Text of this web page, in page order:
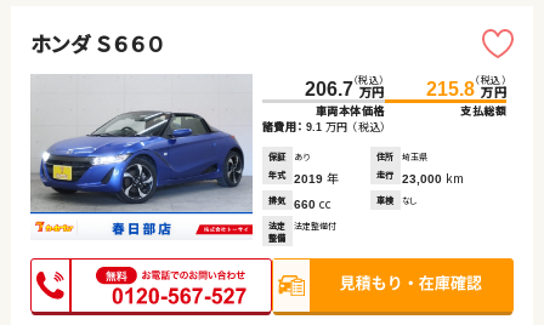
ホンダ Ｓ６６０
206.7（税込）
万円
車両本体価格
215.8（税込）
万円
支払総額
諸費用： 9.1 万円 （税込）
保証 あり 住所
埼玉県
年式
2019 年 走行 23,000 km
排気 660 cc 車検 なし
法定
整備
法定整備付